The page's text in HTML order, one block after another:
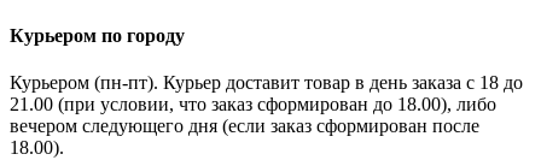
Курьером по городу
Курьером (пн-пт). Курьер доставит товар в день заказа с 18 до
21.00 (при условии, что заказ сформирован до 18.00), либо
вечером следующего дня (если заказ сформирован после
18.00).